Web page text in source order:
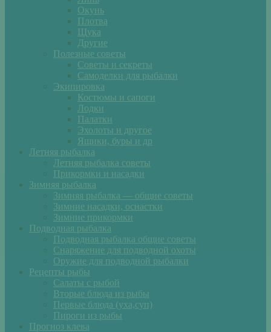
Окунь
Плотва
Щука
Другие
Полезные советы
Советы и секреты
Самоделки для рыбалки
Экипировка
Костюмы и сапоги
Лодки
Палатки
Эхолоты и другое
Ящики, буры и др
Летняя рыбалка
Летняя рыбалка советы
Прикормки и насадки
Зимняя рыбалка
Зимняя рыбалка — общие советы
Зимние насадки, оснастки
Зимние прикормки
Подводная рыбалка
Подводная рыбалка общие советы
Снаряжение для подводной охоты
Оружие для подводной рыбалки
Рецепты рыбы
Салаты с рыбой
Вторые блюда из рыбы
Первые блюда (уха,суп)
Пироги из рыбы
Прогноз клева